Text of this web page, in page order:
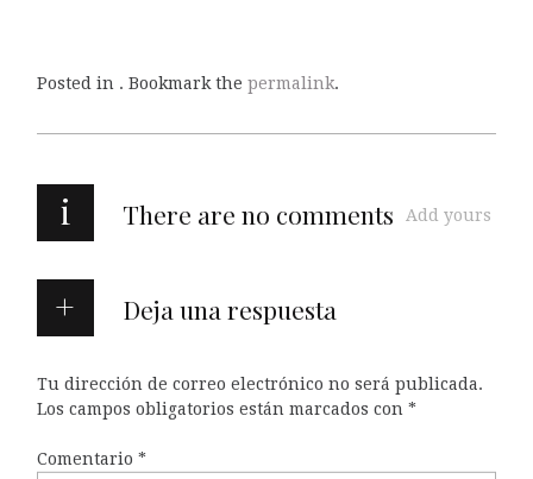
Posted in . Bookmark the permalink.
i There are no comments Add yours
Deja una respuesta
Tu dirección de correo electrónico no será publicada.
Los campos obligatorios están marcados con *
Comentario *